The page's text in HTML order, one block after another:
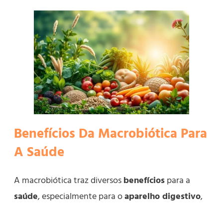
Benefícios Da Macrobiótica Para
A Saúde
A macrobiótica traz diversosbenefíciospara a
saúde, especialmente para oaparelho digestivo,